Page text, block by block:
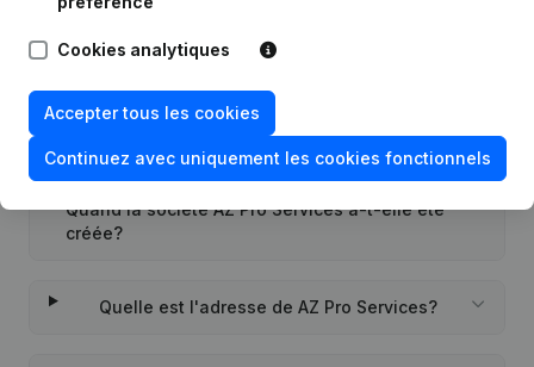
Quel est le numéro de TVA de AZ Pro Services?
Quel est l'identifiant PEPPOL de AZ Pro
Quand la société AZ Pro Services a-t-elle été
créée?
Quelle est l'adresse de AZ Pro Services?
Cookies analytiques
Accepter tous les cookies
Continuez avec uniquement les cookies fonctionnels